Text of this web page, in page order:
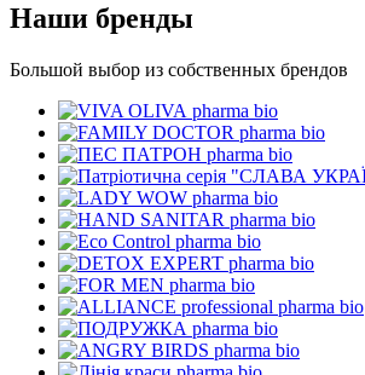
Наши бренды
Большой выбор из собственных брендов
pharma bio
pharma bio
pharma bio
pharma bio
pharma bio
pharma bio
pharma bio
pharma bio
pharma bio
pharma bio
pharma bio